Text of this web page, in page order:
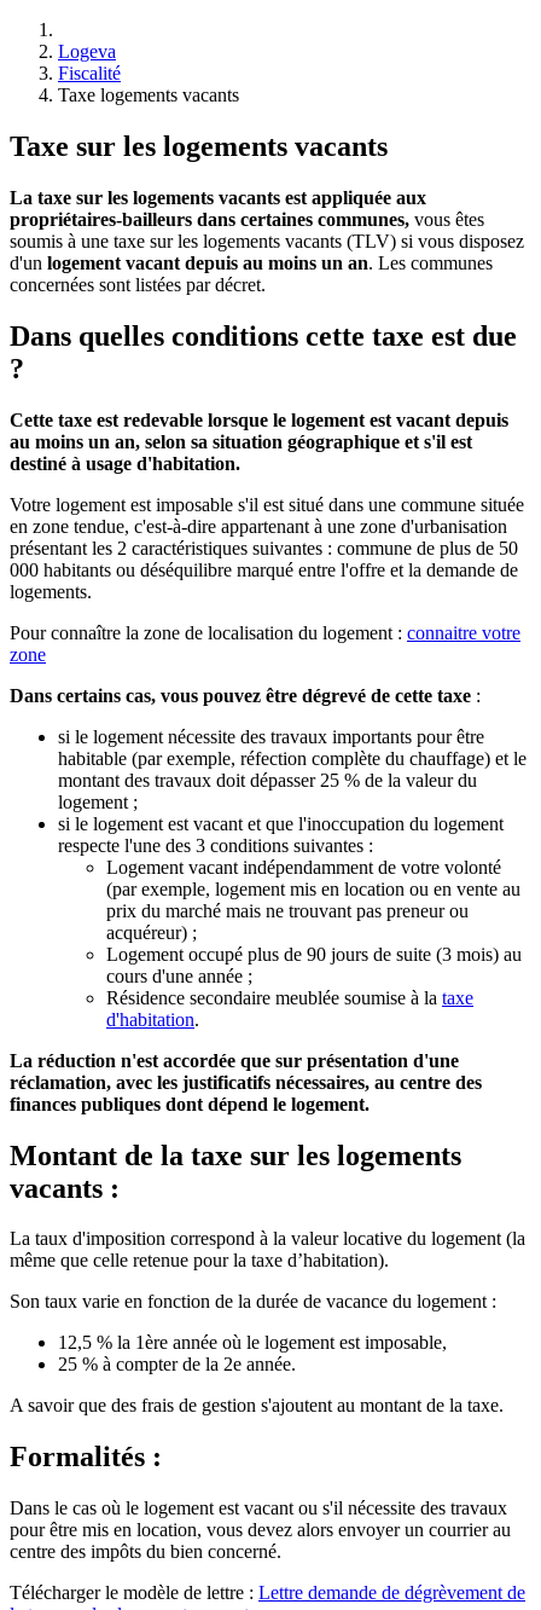
Logeva
Fiscalité
Taxe logements vacants
Taxe sur les logements vacants
La taxe sur les logements vacants est appliquée aux
propriétaires-bailleurs dans certaines communes, vous êtes
soumis à une taxe sur les logements vacants (TLV) si vous disposez
d'un logement vacant depuis au moins un an. Les communes
concernées sont listées par décret.
Dans quelles conditions cette taxe est due
?
Cette taxe est redevable lorsque le logement est vacant depuis
au moins un an, selon sa situation géographique et s'il est
destiné à usage d'habitation.
Votre logement est imposable s'il est situé dans une commune située
en zone tendue, c'est-à-dire appartenant à une zone d'urbanisation
présentant les 2 caractéristiques suivantes : commune de plus de 50
000 habitants ou déséquilibre marqué entre l'offre et la demande de
logements.
Pour connaître la zone de localisation du logement : connaitre votre
zone
Dans certains cas, vous pouvez être dégrevé de cette taxe :
si le logement nécessite des travaux importants pour être
habitable (par exemple, réfection complète du chauffage) et le
montant des travaux doit dépasser 25 % de la valeur du
logement ;
si le logement est vacant et que l'inoccupation du logement
respecte l'une des 3 conditions suivantes :
Logement vacant indépendamment de votre volonté
(par exemple, logement mis en location ou en vente au
prix du marché mais ne trouvant pas preneur ou
acquéreur) ;
Logement occupé plus de 90 jours de suite (3 mois) au
cours d'une année ;
Résidence secondaire meublée soumise à la taxe
d'habitation.
La réduction n'est accordée que sur présentation d'une
réclamation, avec les justificatifs nécessaires, au centre des
finances publiques dont dépend le logement.
Montant de la taxe sur les logements
vacants :
La taux d'imposition correspond à la valeur locative du logement (la
même que celle retenue pour la taxe d’habitation).
Son taux varie en fonction de la durée de vacance du logement :
12,5 % la 1ère année où le logement est imposable,
25 % à compter de la 2e année.
A savoir que des frais de gestion s'ajoutent au montant de la taxe.
Formalités :
Dans le cas où le logement est vacant ou s'il nécessite des travaux
pour être mis en location, vous devez alors envoyer un courrier au
centre des impôts du bien concerné.
Télécharger le modèle de lettre : Lettre demande de dégrèvement de